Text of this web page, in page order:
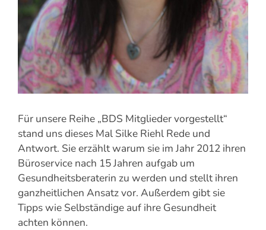
Für unsere Reihe „BDS Mitglieder vorgestellt“
stand uns dieses Mal Silke Riehl Rede und
Antwort. Sie erzählt warum sie im Jahr 2012 ihren
Büroservice nach 15 Jahren aufgab um
Gesundheitsberaterin zu werden und stellt ihren
ganzheitlichen Ansatz vor. Außerdem gibt sie
Tipps wie Selbständige auf ihre Gesundheit
achten können.